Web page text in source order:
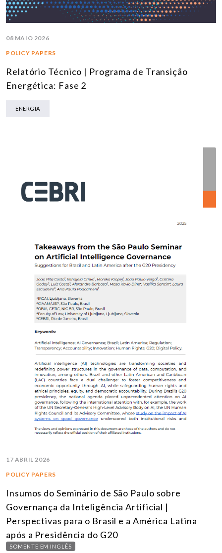
08 MAIO 2026
POLICY PAPERS
Relatório Técnico | Programa de Transição
Energética: Fase 2
ENERGIA
17 ABRIL 2026
POLICY PAPERS
Insumos do Seminário de São Paulo sobre
Governança da Inteligência Artificial |
Perspectivas para o Brasil e a América Latina
após a Presidência do G20
SOMENTE EM INGLÊS